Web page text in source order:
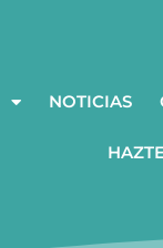
NOTICIAS